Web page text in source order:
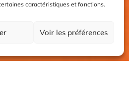
caractéristiques et fonctions.
Voir les préférences